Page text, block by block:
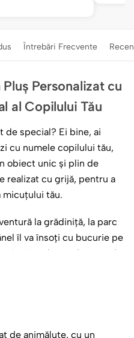
Întrebări Frecvente
Personalizat cu
al Copilului Tău
de special? Ei bine, ai
cu numele copilului tău,
obiect unic și plin de
realizat cu grijă, pentru a
micuțului tău.
la grădiniță, la parc
îl va însoți cu bucurie pe
ți micuțul să se bucure de
aproape acest prieten
de animăluțe, cu un